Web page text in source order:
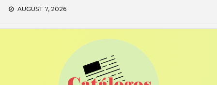
Skip
content
AUGUST 7, 2026